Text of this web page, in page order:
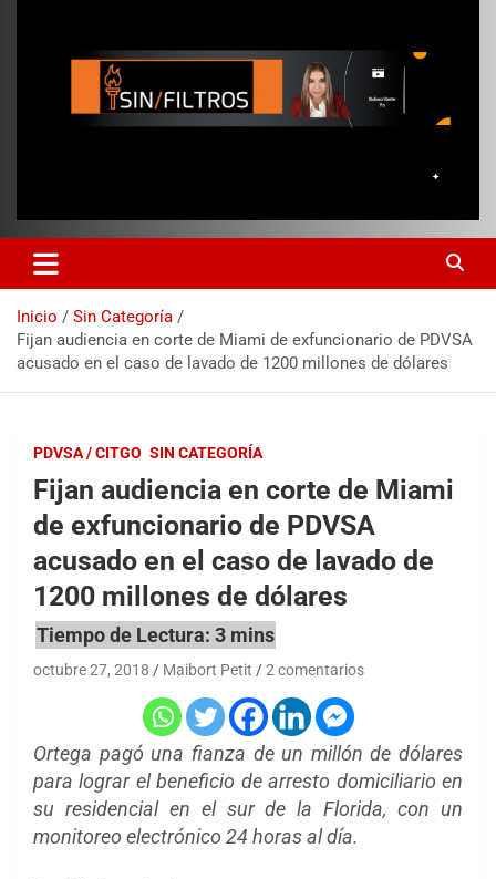
Inicio
Sin Categoría
Fijan audiencia en corte de Miami de exfuncionario de PDVSA
acusado en el caso de lavado de 1200 millones de dólares
PDVSA / CITGO SIN CATEGORÍA
Fijan audiencia en corte de Miami
de exfuncionario de PDVSA
acusado en el caso de lavado de
1200 millones de dólares
octubre 27, 2018 Maibort Petit 2 comentarios
Ortega pagó una fianza de un millón de dólares
para lograr el beneficio de arresto domiciliario en
su residencial en el sur de la Florida, con un
monitoreo electrónico 24 horas al día.